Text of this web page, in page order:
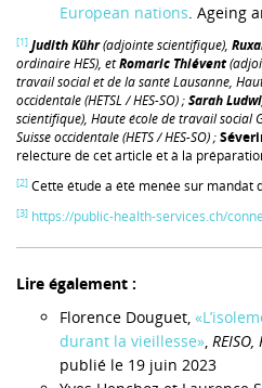
European nations. Ageing
[1] Judith Kühr(adjointe scientifique),
ordinaire HES), etRomaric Thiévent
travail social et de lasantéLausanne,
occidentale (HETSL / HES-SO) ;Sarah
scientifique), Haute école de travail social
Suisse occidentale (HETS / HES-SO) ;
relecture de cet article et à la
[2] Cette étude a été menée sur mandat
[3] https://public-health-services.ch/
Lire également :
Florence Douguet,
durant la vieillesse»,
publié le 19 juin 2023